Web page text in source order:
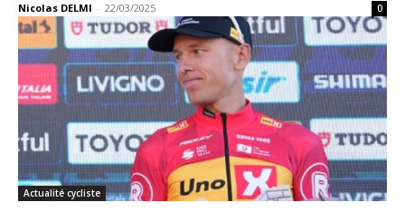
Nicolas DELMI - 22/03/2025 0
Actualité cycliste